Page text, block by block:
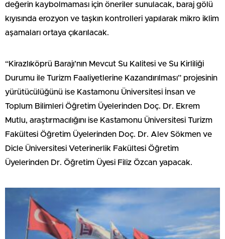
değerin kaybolmaması için öneriler sunulacak, baraj gölü
kıyısında erozyon ve taşkın kontrolleri yapılarak mikro iklim
aşamaları ortaya çıkarılacak.
“Kirazlıköprü Barajı’nın Mevcut Su Kalitesi ve Su Kirliliği
Durumu ile Turizm Faaliyetlerine Kazandırılması” projesinin
yürütücülüğünü ise Kastamonu Üniversitesi İnsan ve
Toplum Bilimleri Öğretim Üyelerinden Doç. Dr. Ekrem
Mutlu, araştırmacılığını ise Kastamonu Üniversitesi Turizm
Fakültesi Öğretim Üyelerinden Doç. Dr. Alev Sökmen ve
Dicle Üniversitesi Veterinerlik Fakültesi Öğretim
Üyelerinden Dr. Öğretim Üyesi Filiz Özcan yapacak.